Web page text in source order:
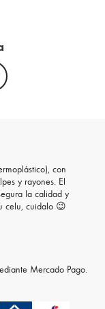
con
y rayones. El
la calidad y
celu, cuidalo 😉
Mercado Pago.